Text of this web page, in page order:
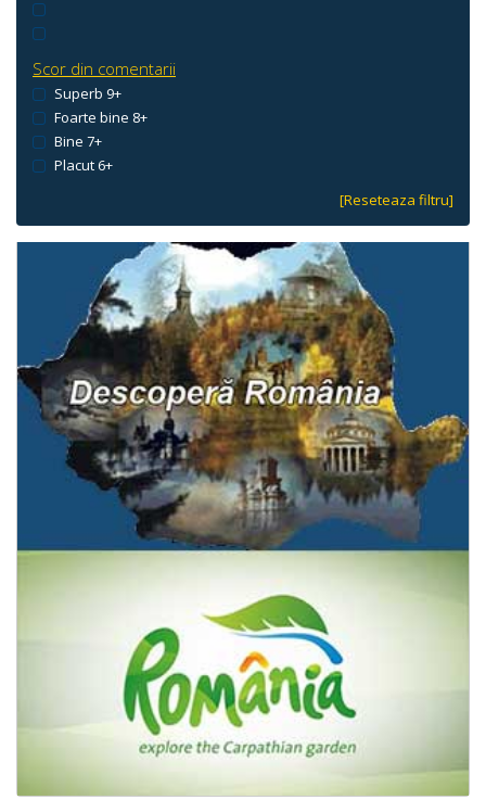
Scor din comentarii
Superb 9+
Foarte bine 8+
Bine 7+
Placut 6+
[Reseteaza filtru]